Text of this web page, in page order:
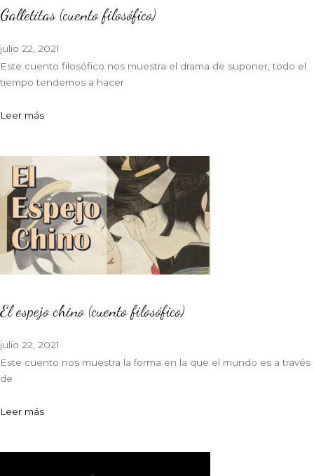
Galletitas (cuento filosófico)
julio 22, 2021
Este cuento filosófico nos muestra el drama de suponer, todo el
tiempo tendemos a hacer
Leer más
El espejo chino (cuento filosófico)
julio 22, 2021
Este cuento nos muestra la forma en la que el mundo es a través
de
Leer más